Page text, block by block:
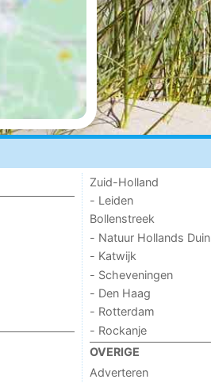
Zuid-Holland
- Leiden
Bollenstreek
- Natuur Hollands Duin
- Katwijk
- Scheveningen
- Den Haag
- Rotterdam
- Rockanje
OVERIGE
Adverteren